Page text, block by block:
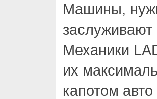
Машины,
Механики
их
капотом